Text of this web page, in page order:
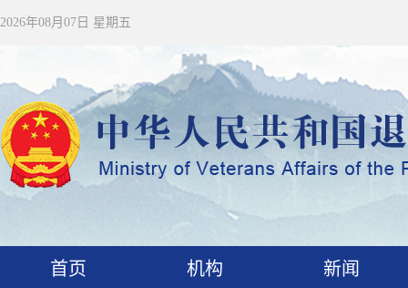
2026年08月07日 星期五
首页 机构 新闻